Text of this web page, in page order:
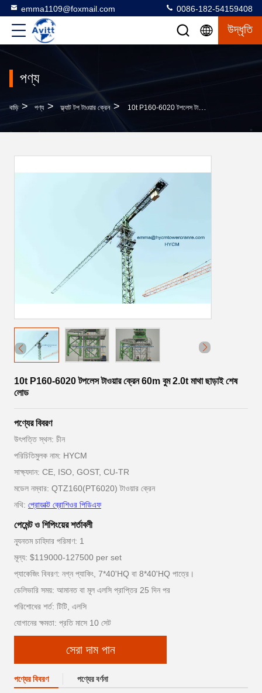
emma1109@foxmail.com 0086-182-54159408
উদ্ধৃতি
পণ্য
বাড়ি > পণ্য > ফ্ল্যাট টপ টাওয়ার ক্রেন > 10t P160-6020 টপলেস টাওয়ার ক্রেন 60m বুম 2.0t মাথা ছাড়াই শেষ লোড
10t P160-6020 টপলেস টাওয়ার ক্রেন 60m বুম 2.0t মাথা ছাড়াই শেষ
লোড
পণ্যের বিবরণ
উৎপত্তি স্থল: চীন
পরিচিতিমুলক নাম: HYCM
সাক্ষ্যদান: CE, ISO, GOST, CU-TR
মডেল নম্বার: QTZ160(PT6020) টাওয়ার ক্রেন
নথি: প্রোডাক্ট ব্রোশিওর পিডিএফ
পেমেন্ট ও শিপিংয়ের শর্তাবলী
ন্যূনতম চাহিদার পরিমাণ: 1
মূল্য: $119000-127500 per set
প্যাকেজিং বিবরণ: নগ্ন প্যাকিং, 7*40'HQ বা 8*40'HQ পাত্রে।
ডেলিভারি সময়: আমানত বা মূল এলসি প্রাপ্তির 25 দিন পর
পরিশোধের শর্ত: টিটি, এলসি
যোগানের ক্ষমতা: প্রতি মাসে 10 সেট
সেরা দাম পান
পণ্যের বিবরণ পণ্যের বর্ণনা